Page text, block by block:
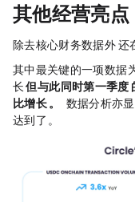
其他经营亮点
除去核心财务数据外，Circle
其中最关键的一项数据为
长 28%，但与此同时第一季度
比增长 263%。
Visa Onchain
达到了 63%。